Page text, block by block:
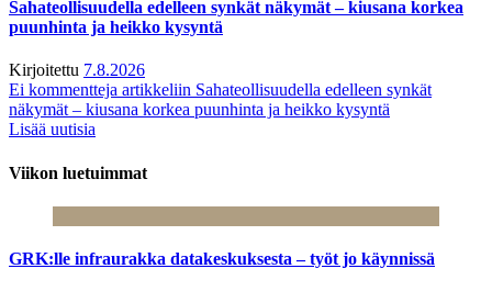
Sahateollisuudella edelleen synkät näkymät – kiusana korkea
puunhinta ja heikko kysyntä
Kirjoitettu 7.8.2026
Ei kommentteja artikkeliin Sahateollisuudella edelleen synkät
näkymät – kiusana korkea puunhinta ja heikko kysyntä
Lisää uutisia
Viikon luetuimmat
GRK:lle infraurakka datakeskuksesta – työt jo käynnissä